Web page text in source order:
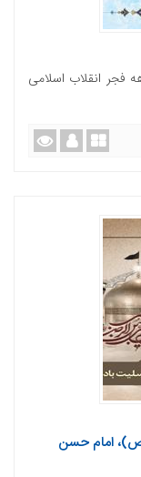
فجر انقلاب اسلامی
امام حسن